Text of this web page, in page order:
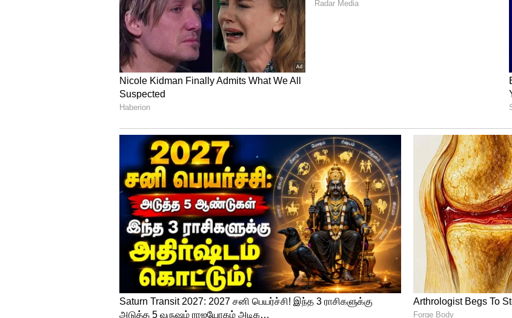
Image Credit :X
2. அயர்லாந்தின் அபார பேட்டிங்
உலகின் நம்பர் ஒன் டி20 அணிக்கு எதிராக விளையாடுவதில் அயர்லாந்து அணி
சிறிதும் அச்சம் காட்டவில்லை. முதலில் பேட் செய்த உள்ளூர் அணி மிகவும்
நம்பிக்கையுடன் விளையாடியது... தொடக்கம் சிறப்பாக அமையவில்லை
என்றாலும், மிடில் ஆர்டர் பேட்ஸ்மேன்கள் அசத்தினர். குறிப்பாக கேப்டன்
லோர்கன் டக்கர் அரைசதம் அடித்து (36 பந்துகளில் 50 ரன்கள்) அசத்தினார்.
மற்றொரு பேட்ஸ்மேனான கரேத் டிலானி 32 பந்துகளில் 49 ரன்கள் எடுத்தார்.